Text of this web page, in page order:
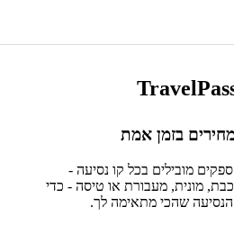
בזמן אמת
ספקים מובילים בכל קו נסיעה -
מונית, מעבורת או טיסה - כדי
שהכי מתאימה לך.